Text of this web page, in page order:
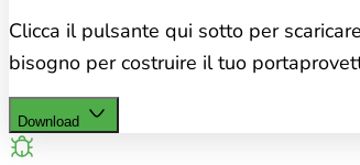
Clicca il pulsante qui sotto per
bisogno per costruire il tuo
Download